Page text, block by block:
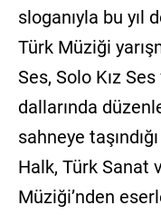
sloganıyla bu yıl
Türk Müziği
Ses, Solo Kız
dallarında
sahneye
Halk, Türk Sanat
Müziği’nden